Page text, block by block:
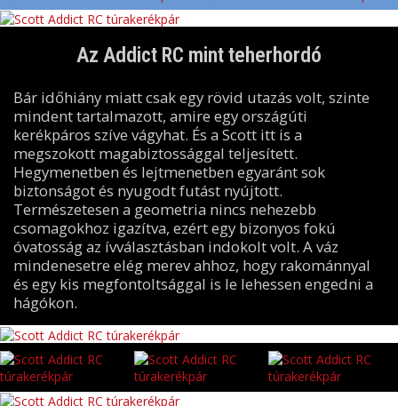
Az Addict RC mint teherhordó
Bár időhiány miatt csak egy rövid utazás volt, szinte
mindent tartalmazott, amire egy országúti
kerékpáros szíve vágyhat. És a Scott itt is a
megszokott magabiztossággal teljesített.
Hegymenetben és lejtmenetben egyaránt sok
biztonságot és nyugodt futást nyújtott.
Természetesen a geometria nincs nehezebb
csomagokhoz igazítva, ezért egy bizonyos fokú
óvatosság az ívválasztásban indokolt volt. A váz
mindenesetre elég merev ahhoz, hogy rakománnyal
és egy kis megfontoltsággal is le lehessen engedni a
hágókon.